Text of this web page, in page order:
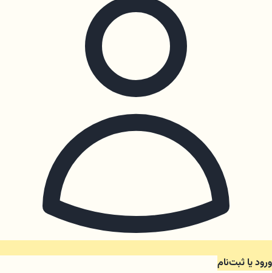
ورود یا ثبت‌نام